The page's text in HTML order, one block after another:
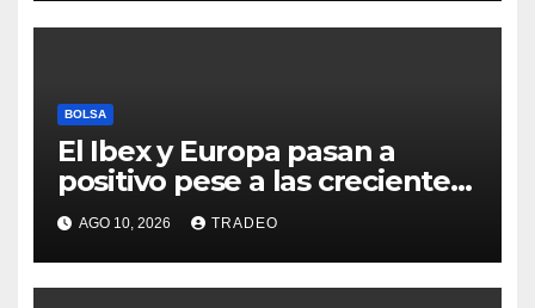
BOLSA
El Ibex y Europa pasan a
positivo pese a las crecientes
dudas sobre Oriente Medio
AGO 10, 2026 TRADEO